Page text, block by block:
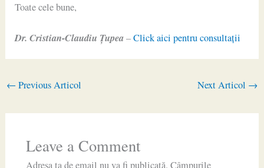
Toate cele bune,
Dr. Cristian-Claudiu Ţupea–Click aici pentru consultaţii
← Previous Articol Next Articol →
Leave a Comment
Adresa ta de email nu va fi publicată. Câmpurile